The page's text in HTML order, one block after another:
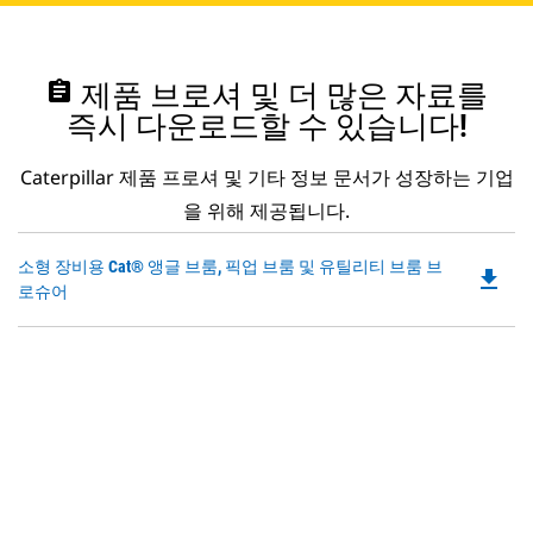
assignment 제품 브로셔 및 더 많은 자료를
즉시 다운로드할 수 있습니다!
Caterpillar 제품 프로셔 및 기타 정보 문서가 성장하는 기업
을 위해 제공됩니다.
소형 장비용 Cat® 앵글 브룸, 픽업 브룸 및 유틸리티 브룸 브
로슈어
file_download